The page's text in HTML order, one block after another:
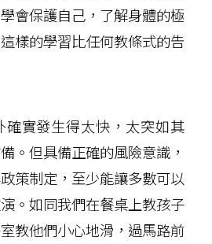
會保護自己，了解身體的極
樣的學習比任何教條式的告
實發生得太快，太突如其
。但具備正確的風險意識，
策制定，至少能讓多數可以
。如同我們在餐桌上教孩子
教他們小心地滑，過馬路前